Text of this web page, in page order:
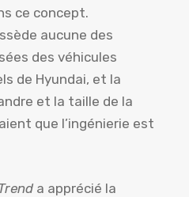
ce concept.
aucune des
des véhicules
de Hyundai, et la
et la taille de la
que l’ingénierie est
a apprécié la